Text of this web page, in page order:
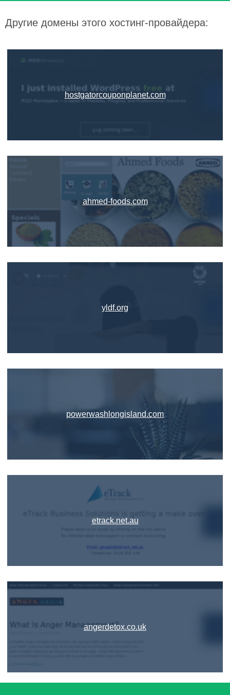
Другие домены этого хостинг-провайдера:
hostgatorcouponplanet.com
ahmed-foods.com
yldf.org
powerwashlongisland.com
etrack.net.au
angerdetox.co.uk